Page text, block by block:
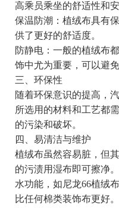
高乘员乘坐的舒适性和安
保温防潮：植绒布具有
供了更好的舒适度。
防静电：一般的植绒布
饰中尤为重要，可以避
三、环保性
随着环保意识的提高，
所选用的材料和工艺都
的污染和破坏。
四、易清洁与维护
植绒布虽然容易脏，但
的污渍用湿布即可擦净
水功能，如尼龙66植绒
比任何棉类装饰布更好。